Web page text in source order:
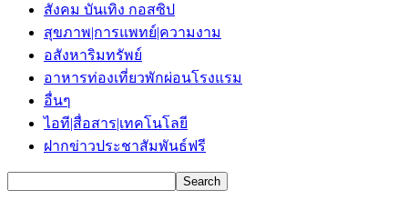
สังคม บันเทิง กอสซิป
สุขภาพ|การแพทย์|ความงาม
อสังหาริมทรัพย์
อาหารท่องเที่ยวพักผ่อนโรงแรม
อื่นๆ
ไอที|สื่อสาร|เทคโนโลยี
ฝากข่าวประชาสัมพันธ์ฟรี